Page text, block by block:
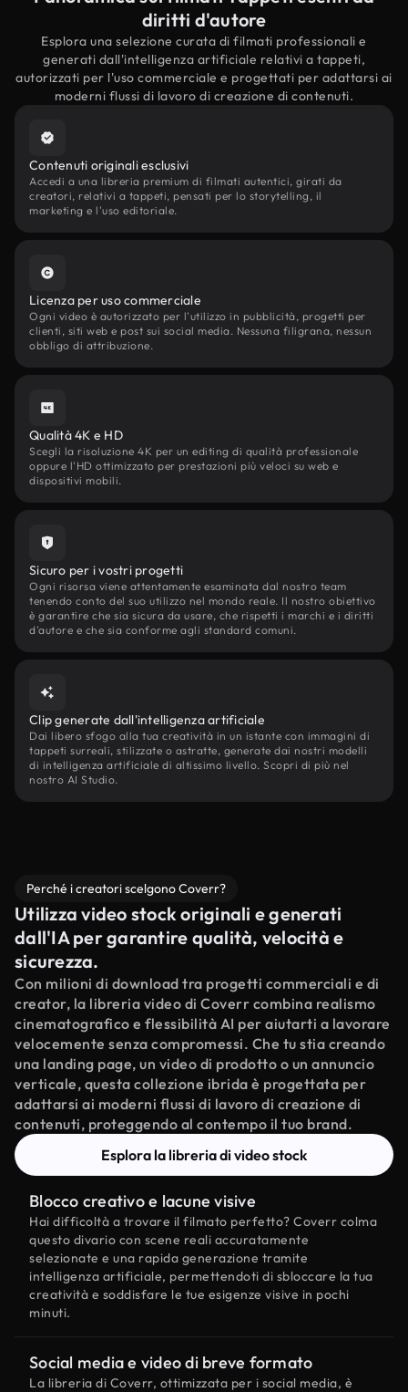
diritti d'autore
Esplora una selezione curata di filmati professionali e
generati dall'intelligenza artificiale relativi a tappeti,
autorizzati per l'uso commerciale e progettati per adattarsi ai
moderni flussi di lavoro di creazione di contenuti.
Contenuti originali esclusivi
Accedi a una libreria premium di filmati autentici, girati da
creatori, relativi a tappeti, pensati per lo storytelling, il
marketing e l'uso editoriale.
Licenza per uso commerciale
Ogni video è autorizzato per l'utilizzo in pubblicità, progetti per
clienti, siti web e post sui social media. Nessuna filigrana, nessun
obbligo di attribuzione.
Qualità 4K e HD
Scegli la risoluzione 4K per un editing di qualità professionale
oppure l'HD ottimizzato per prestazioni più veloci su web e
dispositivi mobili.
Sicuro per i vostri progetti
Ogni risorsa viene attentamente esaminata dal nostro team
tenendo conto del suo utilizzo nel mondo reale. Il nostro obiettivo
è garantire che sia sicura da usare, che rispetti i marchi e i diritti
d'autore e che sia conforme agli standard comuni.
Clip generate dall'intelligenza artificiale
Dai libero sfogo alla tua creatività in un istante con immagini di
tappeti surreali, stilizzate o astratte, generate dai nostri modelli
di intelligenza artificiale di altissimo livello. Scopri di più nel
nostro AI Studio.
Perché i creatori scelgono Coverr?
Utilizza video stock originali e generati
dall'IA per garantire qualità, velocità e
sicurezza.
Con milioni di download tra progetti commerciali e di
creator, la libreria video di Coverr combina realismo
cinematografico e flessibilità AI per aiutarti a lavorare
velocemente senza compromessi. Che tu stia creando
una landing page, un video di prodotto o un annuncio
verticale, questa collezione ibrida è progettata per
adattarsi ai moderni flussi di lavoro di creazione di
contenuti, proteggendo al contempo il tuo brand.
Esplora la libreria di video stock
Blocco creativo e lacune visive
Hai difficoltà a trovare il filmato perfetto? Coverr colma
questo divario con scene reali accuratamente
selezionate e una rapida generazione tramite
intelligenza artificiale, permettendoti di sbloccare la tua
creatività e soddisfare le tue esigenze visive in pochi
minuti.
Social media e video di breve formato
La libreria di Coverr, ottimizzata per i social media, è